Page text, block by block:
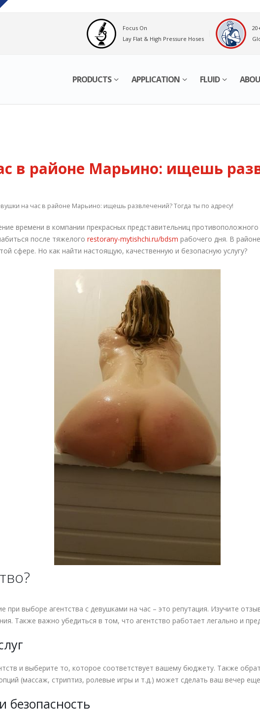
Focus On
Lay Flat & High Pressure Hoses
PRODUCTS APPLICATION FLUID
в районе Марьино: ищешь
на час в районе Марьино: ищешь развлечений? Тогда ты по адресу!
времени в компании прекрасных представительниц
после тяжелого restorany-mytishchi.ru/bdsm рабочего дня. В
сфере. Но как найти настоящую, качественную и безопасную услугу?
при выборе агентства с девушками на час – это репутация. Изучите
Также важно убедиться в том, что агентство работает легально и
и выберите то, которое соответствует вашему бюджету. Также
(массаж, стриптиз, ролевые игры и т.д.) может сделать ваш вечер
безопасность